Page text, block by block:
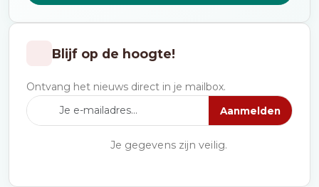
Blijf op de hoogte!
Ontvang het nieuws direct in je mailbox.
Aanmelden
Je gegevens zijn veilig.